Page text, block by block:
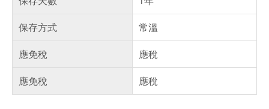
保存方式
常溫
應免稅
應稅
應免稅
應稅